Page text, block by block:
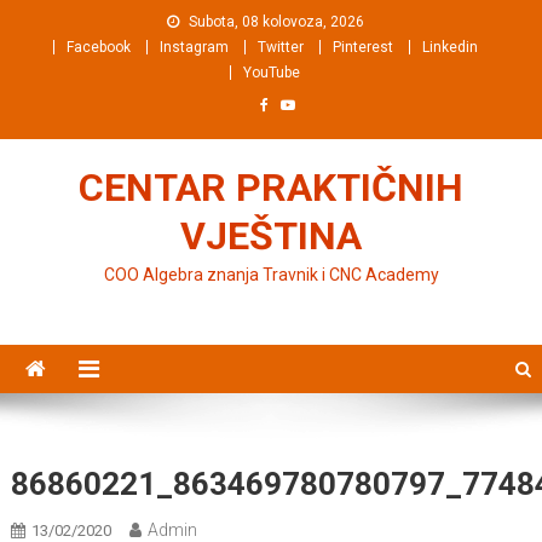
Subota, 08 kolovoza, 2026
Facebook
Instagram Twitter Pinterest
Linkedin
YouTube
CENTAR PRAKTIČNIH
VJEŠTINA
COO Algebra znanja Travnik i CNC Academy
13/02/2020 Admin